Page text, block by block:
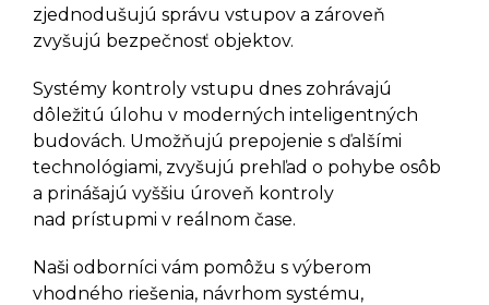
Samoobslužné Terminály
GANTNER GWD7
Samoobslužné Termionály
GANTNER G7 CARD DISPENSER
Pristupové Terminály GANTNER
SMART HUB TERMINÁL
SLUŽBY
KATALÓG
zjednodušujú správu vstupov a zároveň
zvyšujú bezpečnosť objektov.
Systémy kontroly vstupu dnes zohrávajú
dôležitú úlohu v moderných inteligentných
budovách. Umožňujú prepojenie s ďalšími
technológiami, zvyšujú prehľad o pohybe osôb
a prinášajú vyššiu úroveň kontroly
nad prístupmi v reálnom čase.
Naši odborníci vám pomôžu s výberom
vhodného riešenia, návrhom systému,